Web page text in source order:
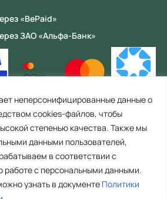
неперсонифицированные данные о
cookies-файлов, чтобы
степенью качества. Также мы
данными пользователей,
в соответствии с
работе с персональными данными.
узнать в документе Политики
«BePaid»
ЗАО «Альфа-Банк»
Беларусь, 223056, Минская область,
аг. Сеница, ул. Армейская, д. 8, пом. 4